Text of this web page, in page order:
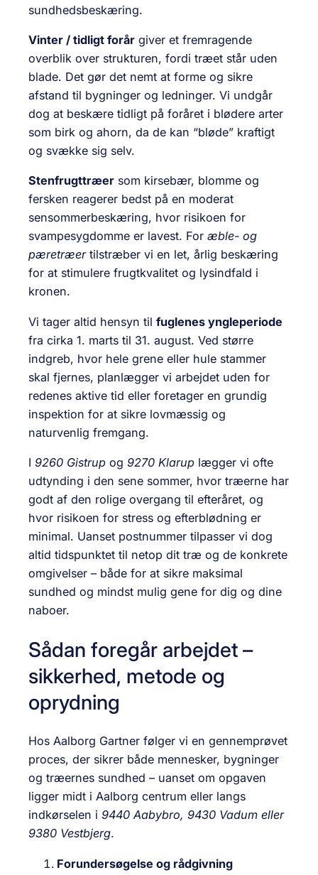
sundhedsbeskæring.
Vinter / tidligt forår giver et fremragende
overblik over strukturen, fordi træet står uden
blade. Det gør det nemt at forme og sikre
afstand til bygninger og ledninger. Vi undgår
dog at beskære tidligt på foråret i blødere arter
som birk og ahorn, da de kan “bløde” kraftigt
og svække sig selv.
Stenfrugttræer som kirsebær, blomme og
fersken reagerer bedst på en moderat
sensommerbeskæring, hvor risikoen for
svampesygdomme er lavest. For æble- og
pæretræertilstræber vi en let, årlig beskæring
for at stimulere frugtkvalitet og lysindfald i
kronen.
Vi tager altid hensyn til fuglenes yngleperiode
fra cirka 1. marts til 31. august. Ved større
indgreb, hvor hele grene eller hule stammer
skal fjernes, planlægger vi arbejdet uden for
redenes aktive tid eller foretager en grundig
inspektion for at sikre lovmæssig og
naturvenlig fremgang.
I 9260 Gistrup og 9270 Klarup lægger vi ofte
udtynding i den sene sommer, hvor træerne har
godt af den rolige overgang til efteråret, og
hvor risikoen for stress og efterblødning er
minimal. Uanset postnummer tilpasser vi dog
altid tidspunktet til netop dit træ og de konkrete
omgivelser – både for at sikre maksimal
sundhed og mindst mulig gene for dig og dine
naboer.
Sådan foregår arbejdet –
sikkerhed, metode og
oprydning
Hos Aalborg Gartner følger vi en gennemprøvet
proces, der sikrer både mennesker, bygninger
og træernes sundhed – uanset om opgaven
ligger midt i Aalborg centrum eller langs
indkørselen i 9440 Aabybro, 9430 Vadum eller
9380 Vestbjerg.
Forundersøgelse og rådgivning